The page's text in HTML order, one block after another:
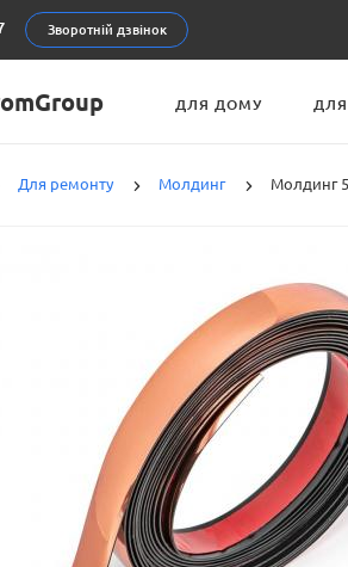
Зворотній дзвінок
ДЛЯ ДОМУ
Для ремонту Молдинг Молдинг